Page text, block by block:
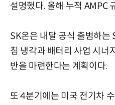
설명했다. 올해 누적 AMPC
SK온은 내달 공식 출범하는
침 냉각과 배터리 사업 시너
반을 마련한다는 계획이다.
또 4분기에는 미국 전기차